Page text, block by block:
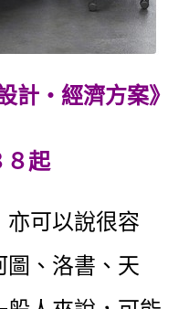
計‧經濟方案》
８起
亦可以說很容
圖、洛書、天